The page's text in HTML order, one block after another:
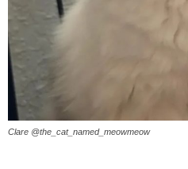
Clare @the_cat_named_meowmeow